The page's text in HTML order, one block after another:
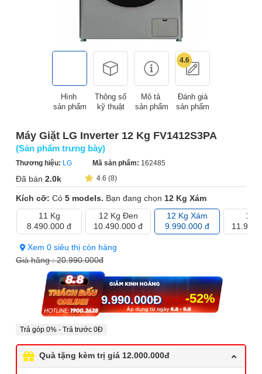
Hình
sản phẩm
Thông số
kỹ thuật
Mô tả
sản phẩm
4.6
Đánh giá
sản phẩm
Máy Giặt LG Inverter 12 Kg FV1412S3PA
(Sản phẩm trưng bày)
Thương hiệu: LG Mã sản phẩm: 162485
Đã bán 2.0k 4.6 (8)
Kích cỡ: Có 5 models. Bạn đang chọn 12 Kg Xám
11 Kg
8.490.000 đ
12 Kg Đen
10.490.000 đ
12 Kg Xám
9.990.000 đ
14
Xem 0 siêu thị còn hàng
Giá hãng :20.990.000đ
-52%
9.990.000Đ
Trả góp 0% - Trả trước 0Đ
Quà tặng kèm trị giá 12.000.000đ